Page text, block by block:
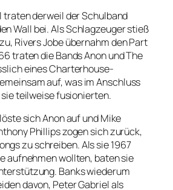
traten derweil der Schulband
Wall bei. Als Schlagzeuger stieß
Rivers Jobe übernahm den Part
traten die Bands Anon und The
eines Charterhouse-
auf, was im Anschluss
teilweise fusionierten.
sich Anon auf und Mike
Phillips zogen sich zurück,
zu schreiben. Als sie 1967
aufnehmen wollten, baten sie
Banks wiederum
davon, Peter Gabriel als